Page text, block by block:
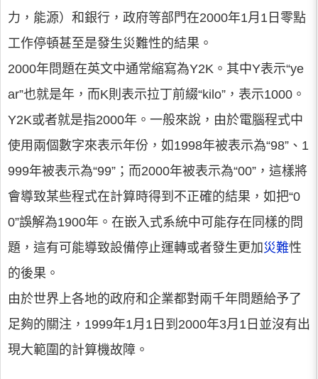
力，能源）和銀行，政府等部門在2000年1月1日零點
工作停頓甚至是發生災難性的結果。
2000年問題在英文中通常縮寫為Y2K。其中Y表示“ye
ar”也就是年，而K則表示拉丁前綴“kilo”，表示1000。
Y2K或者就是指2000年。一般來說，由於電腦程式中
使用兩個數字來表示年份，如1998年被表示為“98”、1
999年被表示為“99”；而2000年被表示為“00”，這樣將
會導致某些程式在計算時得到不正確的結果，如把“0
0”誤解為1900年。在嵌入式系統中可能存在同樣的問
題，這有可能導致設備停止運轉或者發生更加 災難性
的後果。
由於世界上各地的政府和企業都對兩千年問題給予了
足夠的關注，1999年1月1日到2000年3月1日並沒有出
現大範圍的計算機故障。